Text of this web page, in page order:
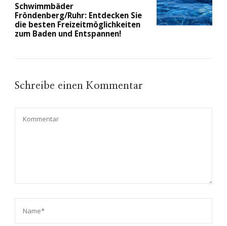
Schwimmbäder
Fröndenberg/Ruhr: Entdecken Sie
die besten Freizeitmöglichkeiten
zum Baden und Entspannen!
Schreibe einen Kommentar